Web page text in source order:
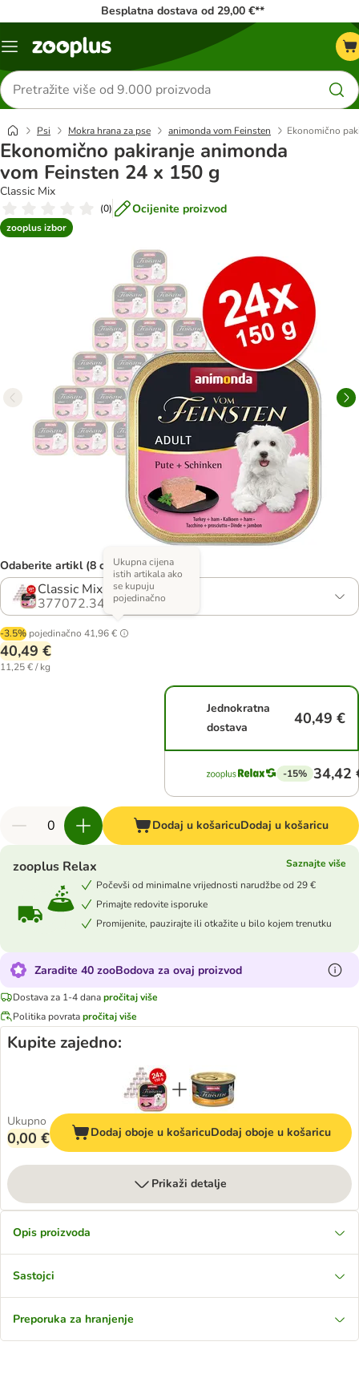
Besplatna dostava od 29,00 €**
Izbornik
Traži
proizvode
Psi Mokra hrana za pse animonda vom Feinsten Ekonomično
Ekonomično pakiranje animonda
vom Feinsten 24 x 150 g
Classic Mix
(0) Ocijenite proizvod
zooplus izbor
Odaberite artikl (8 opcija)
Classic Mix
377072.34
-3.5% pojedinačno 41,96 €
Ukupna cijena
istih artikala ako
se kupuju
pojedinačno
40,49 €
11,25 € / kg
Jednokratna
dostava
40,49 €
-15% 34,42
Dodaj u košaricuDodaj u košaricu
zooplus Relax
Saznajte više
Počevši od minimalne vrijednosti narudžbe od 29 €
Primajte redovite isporuke
Promijenite, pauzirajte ili otkažite u bilo kojem trenutku
Zaradite 40 zooBodova za ovaj proizvod
Dostava za 1-4 danapročitaj više
Politika povratapročitaj više
Kupite zajedno:
Ukupno
0,00 € Dodaj oboje u košaricuDodaj oboje u košaricu
Prikaži detalje
Opis proizvoda
Sastojci
Preporuka za hranjenje